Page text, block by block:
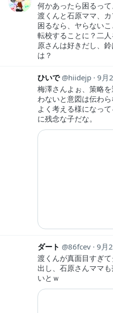
何かあったら困るっ
渡くんと石原ママ、
困るなら、ヤらない
転校することに？二
原さんは好きだし、
は？
ひいで hiidejp 9月
梅澤さんよぉ、策略
わないと意図は伝わ
よく考える様になっ
に残念な子だな。
ダート 86fcev 9月
渡くんが真面目すぎ
出し、石原さんママ
いとｗ